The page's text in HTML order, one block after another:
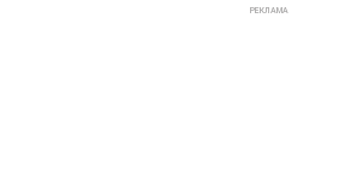
РЕКЛАМА